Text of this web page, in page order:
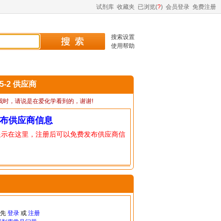
试剂库 收藏夹 已浏览(?) 会员登录 免费注册
搜索设置
使用帮助
2 供应商
时，请说是在爱化学看到的，谢谢!
供应商信息
在这里，注册后可以免费发布供应商信
登录或 注册